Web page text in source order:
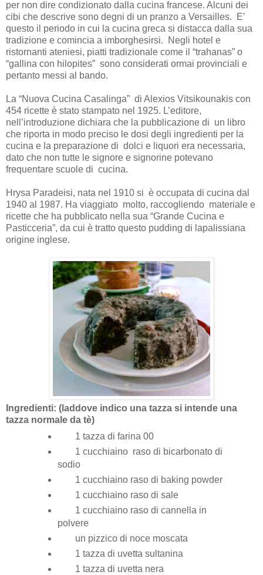
per non dire condizionato dalla cucina francese. Alcuni dei
cibi che descrive sono degni di un pranzo a Versailles. E’
questo il periodo in cui la cucina greca si distacca dalla sua
tradizione e comincia a imborghesirsi. Negli hotel e
ristornanti ateniesi, piatti tradizionale come il “trahanas” o
“gallina con hilopites” sono considerati ormai provinciali e
pertanto messi al bando.
La “Nuova Cucina Casalinga” di Alexios Vitsikounakis con
454 ricette è stato stampato nel 1925. L’editore,
nell’introduzione dichiara che la pubblicazione di un libro
che riporta in modo preciso le dosi degli ingredienti per la
cucina e la preparazione di dolci e liquori era necessaria,
dato che non tutte le signore e signorine potevano
frequentare scuole di cucina.
Hrysa Paradeisi, nata nel 1910 si è occupata di cucina dal
1940 al 1987. Ha viaggiato molto, raccogliendo materiale e
ricette che ha pubblicato nella sua “Grande Cucina e
Pasticceria”, da cui è tratto questo pudding di lapalissiana
origine inglese.
Ingredienti: (laddove indico una tazza si intende una
tazza normale da tè)
1 tazza di farina 00
1 cucchiaino raso di bicarbonato di
sodio
1 cucchiaino raso di baking powder
1 cucchiaino raso di sale
1 cucchiaino raso di cannella in
polvere
un pizzico di noce moscata
1 tazza di uvetta sultanina
1 tazza di uvetta nera